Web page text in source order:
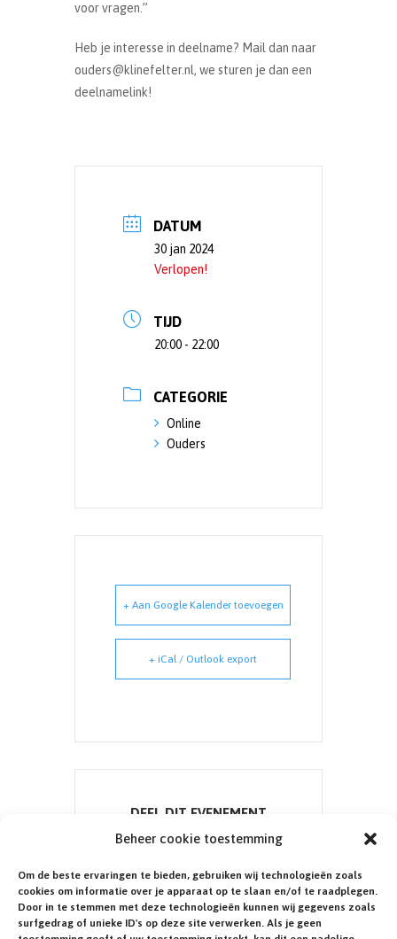
Beheer cookie toestemming
Om de beste ervaringen te bieden, gebruiken wij technologieën zoals
cookies om informatie over je apparaat op te slaan en/of te raadplegen.
Door in te stemmen met deze technologieën kunnen wij gegevens zoals
surfgedrag of unieke ID's op deze site verwerken. Als je geen
voor vragen.”
Heb je interesse in deelname? Mail dan naar
ouders@klinefelter.nl, we sturen je dan een
deelnamelink!
DATUM
30 jan 2024
Verlopen!
TIJD
20:00 - 22:00
CATEGORIE
Online
Ouders
+ Aan Google Kalender toevoegen
+ iCal / Outlook export
DEEL DIT EVENEMENT